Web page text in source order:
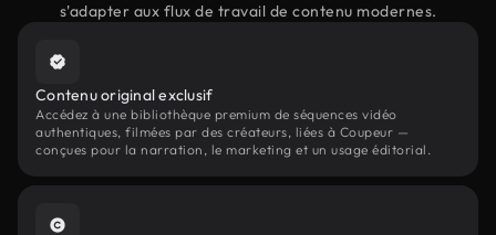
s'adapter aux flux de travail de contenu modernes.
Contenu original exclusif
Accédez à une bibliothèque premium de séquences vidéo
authentiques, filmées par des créateurs, liées à Coupeur —
conçues pour la narration, le marketing et un usage éditorial.